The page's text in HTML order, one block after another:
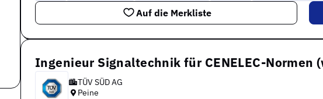
Auf die Merkliste
Ingenieur Signaltechnik für CENELEC-Normen
TÜV SÜD AG
Peine